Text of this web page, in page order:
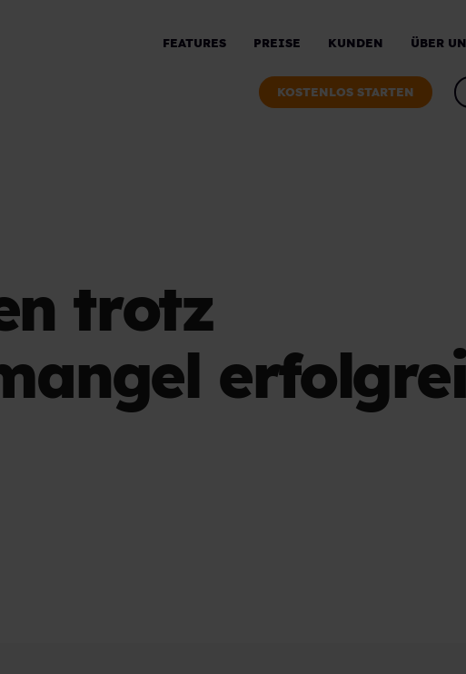
FEATURES PREISE KUNDEN ÜBER
KOSTENLOS STARTEN
trotz